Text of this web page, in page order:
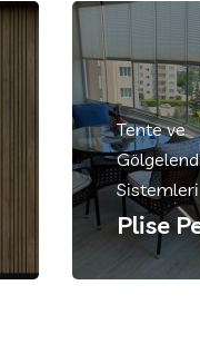
Plise
Tente ve
Sistemleri